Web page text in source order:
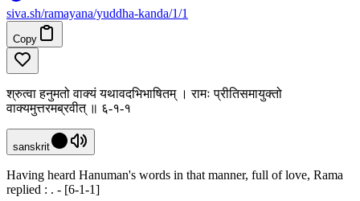
siva.sh/ramayana/yuddha-kanda/1/1
Copy
श्रुत्वा हनुमतो वाक्यं यथावदभिभाषितम् । रामः प्रीतिसमायुक्तो
वाक्यमुत्तरमब्रवीत् ॥ ६-१-१
sanskrit
Having heard Hanuman's words in that manner, full of love, Rama
replied : . - [6-1-1]